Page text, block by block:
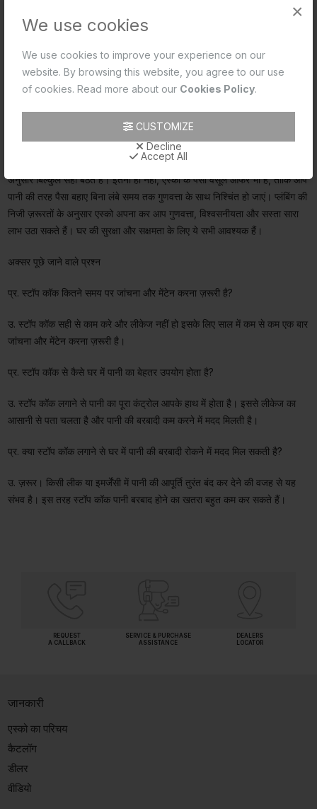
×
We use cookies
We use cookies to improve your experience on our
website. By browsing this website, you agree to our use
of cookies. Read more about our Cookies Policy.
CUSTOMIZE
Decline
Accept All
है, जो गुणवत्ता का वादा पूरा करने का विश्वास दिखाता है। एस्को के एंगुलर स्टॉप कॉक के
विकल्प इस तरह डिज़ाइन किए गए हैं कि हर दिन उपयोग करने की चुनौती पर खरा उतरे
निष्कर्ष
घर के प्लंबिंग सिस्टम में स्टॉप कॉक को जगह देना एक अच्छा निर्णय है जिसके कई लाभ
हैं। ये फिक्स्चर पानी के फ्लो पर आसानी से कंट्रोल से लेकर पानी की बरबादी रोकने और
फिर कार्य क्षमता में सुधार करने तक हर मकान मालिक के लिए आवश्यक हैं। कंसील्ड स्टॉप
कॉक और एंगुलर स्टॉप कॉक जैसे विकल्प उपलब्ध होने से ये आपके घर की ज़रूरतों के
अनुसार बिल्कुल सही बैठते हैं। इतना ही नहीं, एस्को के पैसा वसूल ऑफर भी हैं, ताकि आप
पानी की तरह पैसा बहाए बिना लंबे समय तक गुणवत्ता के साथ निश्चिंत हो जाएं। प्लंबिंग की
निजी ज़रूरतों के अनुसार एस्को अपना कर आप गुणवत्ता, विश्वसनीयता और सस्ता सारा
लाभ उठा सकते हैं। घर की सुरक्षा और सक्षमता के लिए ये सभी आवश्यक हैं।
अक्सर पूछे जाने वाले प्रश्न
प्र. स्टॉप कॉक कितने समय पर जांचना और मेंटेन करना ज़रूरी है?
उ. स्टॉप कॉक सही से काम करे और लीकेज नहीं हो इसके लिए साल में कम से कम एक बार
जांचना और मेंटेन करना ज़रूरी है।
प्र. स्टॉप कॉक से कैसे घर में पानी का बेहतर उपयोग होता है?
उ. स्टॉप कॉक लगाने से पानी का पूरा कंट्रोल आपके हाथ में होता है। इससे लीकेज का
आसानी से पता चलता है और पानी की बरबादी कम करने में मदद मिलती है।
प्र. क्या स्टॉप कॉक लगाने से घर में पानी की बरबादी रोकने में मदद मिल सकती है?
उ. ज़रूर। किसी लीक या इमर्जेंसी में पानी की आपूर्ति तुरंत बंद कर देने की वजह से यह
संभव है। इस तरह स्टॉप कॉक पानी बरबाद होने का खतरा बहुत कम कर सकते हैं।
REQUEST
A CALLBACK
SERVICE & PURCHASE
ASSISTANCE
DEALERS
LOCATOR
जानकारी
एस्को का परिचय
कैटलॉग
डीलर
वीडियो